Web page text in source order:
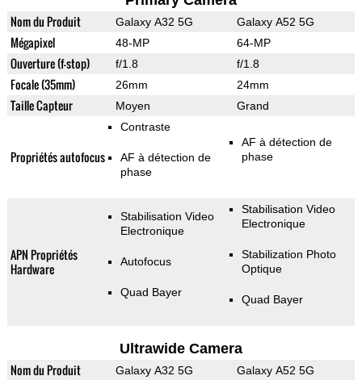
Nom du Produit Galaxy A32 5G Galaxy A52 5G
Mégapixel 48-MP 64-MP
Ouverture (f-stop) f/1.8 f/1.8
Focale (35mm) 26mm 24mm
Taille Capteur Moyen Grand
Propriétés autofocus
Contraste
AF à détection de
phase
AF à détection de
phase
APN Propriétés
Hardware
Stabilisation Video
Electronique
Autofocus
Quad Bayer
Stabilisation Video
Electronique
Stabilization Photo
Optique
Quad Bayer
Ultrawide Camera
Nom du Produit Galaxy A32 5G Galaxy A52 5G